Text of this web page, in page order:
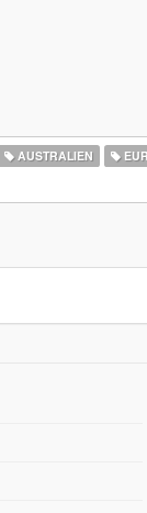
AUSTRALIEN